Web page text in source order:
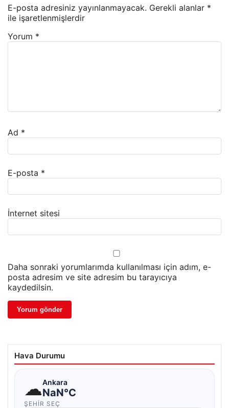
E-posta adresiniz yayınlanmayacak. Gerekli alanlar *
ile işaretlenmişlerdir
Yorum *
Ad *
E-posta *
İnternet sitesi
Daha sonraki yorumlarımda kullanılması için adım, e-
posta adresim ve site adresim bu tarayıcıya
kaydedilsin.
Hava Durumu
☁Ankara
NaN°C
ŞEHIR SEÇ